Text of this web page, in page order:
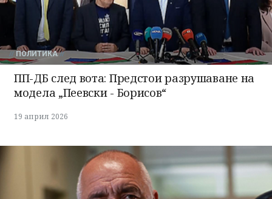
ПОЛИТИКА
ПП-ДБ след вота: Предстои разрушаване на
модела „Пеевски - Борисов“
19 април 2026